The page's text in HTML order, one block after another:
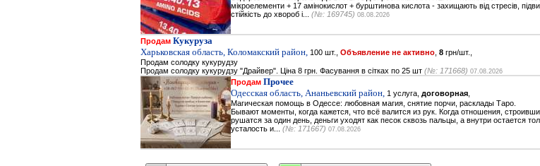
мікроелементи + 17 амінокислот + бурштинова кислота - захищають від стресів,
стійкість до хвороб і... (№: 169745) 08.08.2026
Продам Кукуруза
Харьковская область, Коломакский район, 100 шт., Объявление не активно 8 грн/шт.,
Продам солодку кукурудзу
Продам солодку кукурудзу "Драйвер". Ціна 8 грн. Фасування в сітках по 25 шт (№: 171668) 07.08.2026
Продам Прочее
Одесская область, Ананьевский район, 1 услуга, договорная
Магическая помощь в Одессе: любовная магия, снятие порчи, расклады Таро.
Бывают моменты, когда кажется, что всё валится из рук. Когда отношения,
рушатся за один день, деньги уходят как песок сквозь пальцы, а внутри остается
усталость и... (№: 171667) 07.08.2026